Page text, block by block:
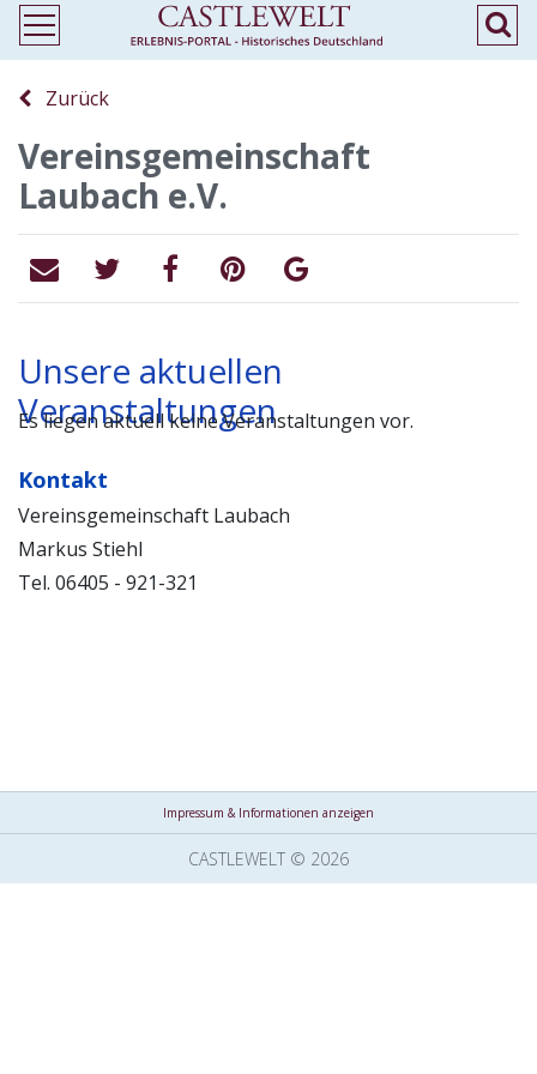
Zurück
Vereinsgemeinschaft
Laubach e.V.
Unsere aktuellen
Veranstaltungen
Es liegen aktuell keine Veranstaltungen vor.
Kontakt
Vereinsgemeinschaft Laubach
Markus Stiehl
Tel. 06405 - 921-321
Impressum & Informationen anzeigen
CASTLEWELT © 2026